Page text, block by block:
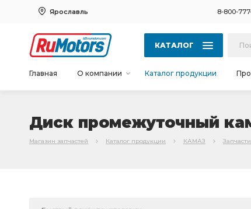
Ярославль 8-800-
КАТАЛОГ
Главная О компании Каталог продукции
Диск промежуточный
Магазин запчастей Каталог продукции КАМАЗ